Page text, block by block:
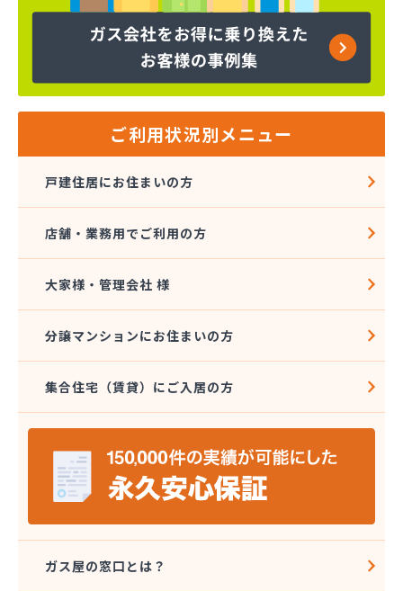
ヤマサ共和ライフ株式会社 一色営業所
ヤマサ共和ライフ株式会社 江南営業所
ヤマサ共和ライフ株式会社 三河営業所
ヤマサ共和ライフ株式会社 豊川営業所
ヤマサ高圧株式会社
ヤマサ總業株式会社 愛知西支店
ヤマトク
リーグ馬場株式会社
愛知高圧株式会社容器検査工場
愛北液化ガス協組江南営業所
旭プロパン
安城ガス株式会社
伊藤プロパン
伊藤忠エネクスホームライフ中部株式会社 碧南営
業所
伊藤忠エネクスホームライフ中部株式会社 名古屋
稲垣商事
稲垣商店
ご利用状況別メニュー
戸建住居にお住まいの方
店舗・業務用でご利用の方
大家様・管理会社 様
分譲マンションにお住まいの方
集合住宅（賃貸）にご入居の方
ガス屋の窓口とは？